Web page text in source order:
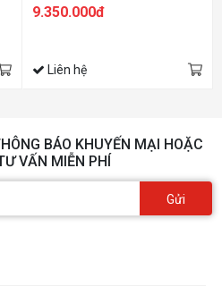
9.350.000đ
Liên hệ
BÁO KHUYẾN MẠI HOẶC
VẤN MIỄN PHÍ
Gửi